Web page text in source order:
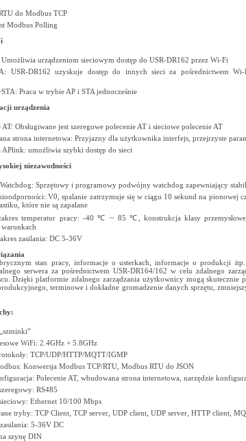
do Modbus TCP
Modbus Polling
urządzeniom sieciowym dostęp do USR-DR162 przez Wi-Fi
USR-DR162 uzyskuje dostęp do innych sieci za pośrednictwem
Praca w trybie AP i STA jednocześnie
urządzenia
AT: Obsługiwane jest szeregowe polecenie AT i sieciowe polecenie AT
strona internetowa: Przyjazny dla użytkownika interfejs, przejrzyste
APlink: umożliwia szybki dostęp do sieci
niezawodności
Sprzętowy i programowy podwójny watchdog zapewniający
V0, spalanie zatrzymuje się w ciągu 10 sekund na pionowej
które nie są zapalane
temperatur pracy: -40 ℃ ~ 85 ℃, konstrukcja klasy
zasilania: DC 5-36V
stan pracy, informacje o usterkach, informacje o produkcji
serwera za pośrednictwem USR-DR164/162 w celu zdalnego
Dzięki platformie zdalnego zarządzania użytkownicy mogą skutecznie
terminowe i dokładne gromadzenie danych sprzętu,
WiFi: 2.4GHz + 5.8GHz
TCP/UDP/HTTP/MQTT/IGMP
Konwersja Modbus TCP/RTU, Modbus RTU do JSON
Polecenie AT, wbudowana strona internetowa, narzędzie
RS485
Ethernet 10/100 Mbps
tryby: TCP Client, TCP server, UDP client, UDP server, HTTP client,
5-36V DC
szynę DIN